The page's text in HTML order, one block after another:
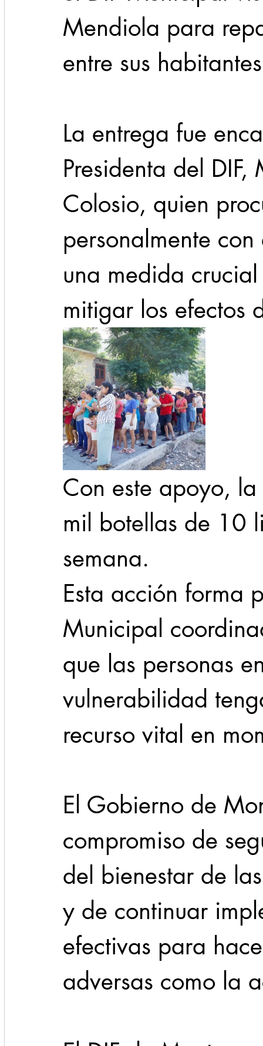
Mendiola para
entre sus
La entrega fue
Presidenta del
Colosio, quien
personalmente
una medida
mitigar los efectos
Con este apoyo,
mil botellas de 10
semana.
Esta acción forma
Municipal
que las personas
vulnerabilidad
recurso vital en
El Gobierno de
compromiso de
del bienestar de
y de continuar
efectivas para
adversas como la